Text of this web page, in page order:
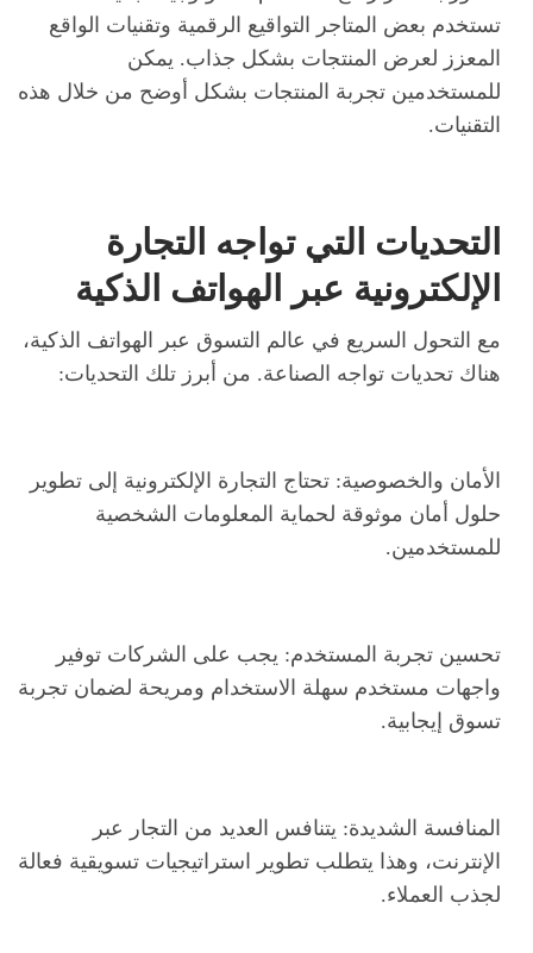
تستخدم بعض المتاجر التواقيع الرقمية وتقنيات الواقع
المعزز لعرض المنتجات بشكل جذاب. يمكن
للمستخدمين تجربة المنتجات بشكل أوضح من خلال هذه
التقنيات.
التحديات التي تواجه التجارة
الإلكترونية عبر الهواتف الذكية
مع التحول السريع في عالم التسوق عبر الهواتف الذكية،
هناك تحديات تواجه الصناعة. من أبرز تلك التحديات:
الأمان والخصوصية: تحتاج التجارة الإلكترونية إلى تطوير
حلول أمان موثوقة لحماية المعلومات الشخصية
للمستخدمين.
تحسين تجربة المستخدم: يجب على الشركات توفير
واجهات مستخدم سهلة الاستخدام ومريحة لضمان تجربة
تسوق إيجابية.
المنافسة الشديدة: يتنافس العديد من التجار عبر
الإنترنت، وهذا يتطلب تطوير استراتيجيات تسويقية فعالة
لجذب العملاء.